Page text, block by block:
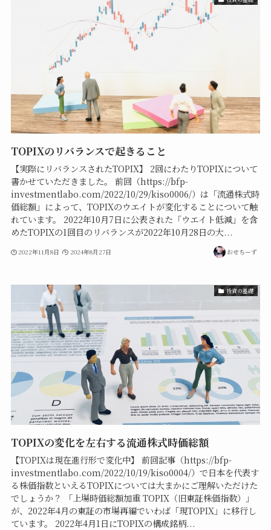
TOPIXのリバランスで起きること
【実際にリバランスされたTOPIX】 2回にわたりTOPIXについて
書かせていただきました。 前回（https://bfp-
investmentlabo.com/2022/10/29/kiso0006/）は「流通株式時
価総額」によって、TOPIXのウエイトが変化することについて触
れています。 2022年10月7日に公表された「ウエイト低減」を含
めたTOPIXの1回目のリバランスが2022年10月28日の大...
2022年11月8日 2024年8月27日 おせちーず
投資の基礎
TOPIXの変化を左右する流通株式時価総額
【TOPIXは現在進行形で変化中】 前回記事（https://bfp-
investmentlabo.com/2022/10/19/kiso0004/）で日本を代表す
る株価指数といえるTOPIXについては大まかにご理解いただけた
でしょうか？ 「上場時価総額加重 TOPIX（旧東証株価指数）」
が、2022年4月の東証の市場再編でいわば「現TOPIX」に移行し
ています。 2022年4月1日にTOPIXの構成銘柄...